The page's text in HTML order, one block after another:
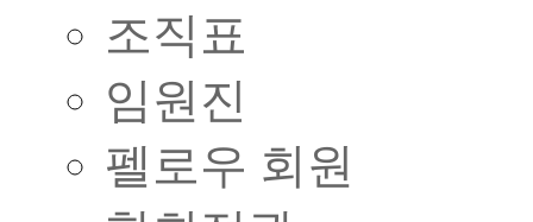
조직표
임원진
펠로우 회원